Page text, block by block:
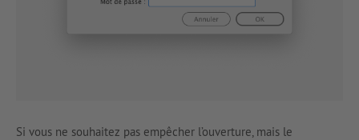
Si vous ne souhaitez pas empêcher l’ouverture, mais le